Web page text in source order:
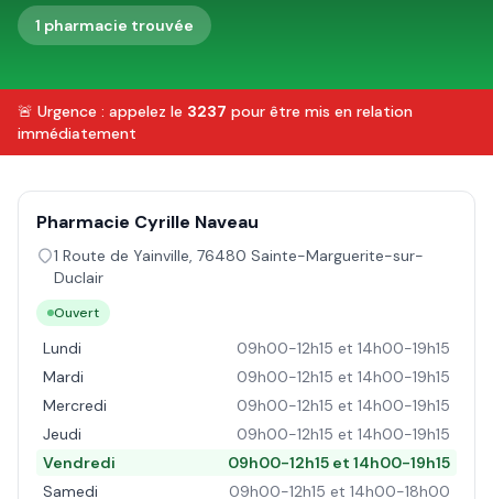
1 pharmacie trouvée
🚨 Urgence : appelez le 3237 pour être mis en relation
immédiatement
Pharmacie Cyrille Naveau
1 Route de Yainville, 76480 Sainte-Marguerite-sur-
Duclair
Ouvert
Lundi
09h00-12h15 et 14h00-19h15
Mardi
09h00-12h15 et 14h00-19h15
Mercredi
09h00-12h15 et 14h00-19h15
Jeudi
09h00-12h15 et 14h00-19h15
Vendredi
09h00-12h15 et 14h00-19h15
Samedi
09h00-12h15 et 14h00-18h00